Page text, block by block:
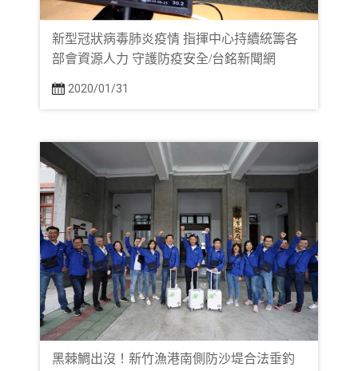
新型冠狀病毒肺炎疫情 指揮中心持續統籌各
部會資源人力 守護防疫安全/台銘新聞網
2020/01/31
黑棘鯛出沒！新竹漁港南側防沙堤合法垂釣